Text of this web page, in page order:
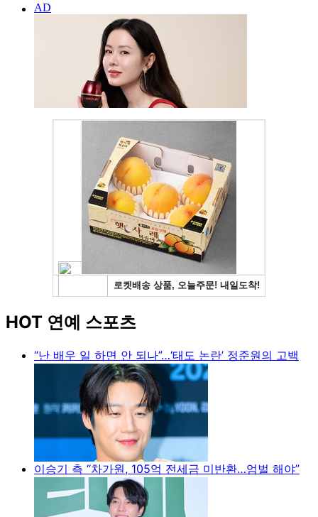
HOT 연예 스포츠
“난 배우 일 하면 안 되나”…‘태도 논란’ 정준원의 고백
이승기 측 “차가원, 105억 전세금 미반환…엄벌 해야”